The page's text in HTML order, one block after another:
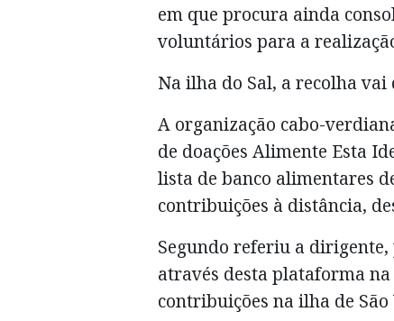
em que procura ainda
voluntários para a
Na ilha do Sal, a recolha
A organização cabo-
de doações Alimente Esta
lista de banco alimentares
contribuições à distância,
Segundo referiu a
através desta plataforma
contribuições na ilha de São